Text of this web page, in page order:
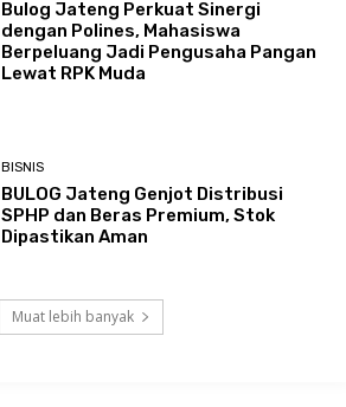
Bulog Jateng Perkuat Sinergi
dengan Polines, Mahasiswa
Berpeluang Jadi Pengusaha Pangan
Lewat RPK Muda
BISNIS
BULOG Jateng Genjot Distribusi
SPHP dan Beras Premium, Stok
Dipastikan Aman
Muat lebih banyak